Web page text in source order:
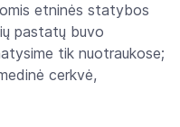
etninės statybos
pastatų buvo
tik nuotraukose;
cerkvė,